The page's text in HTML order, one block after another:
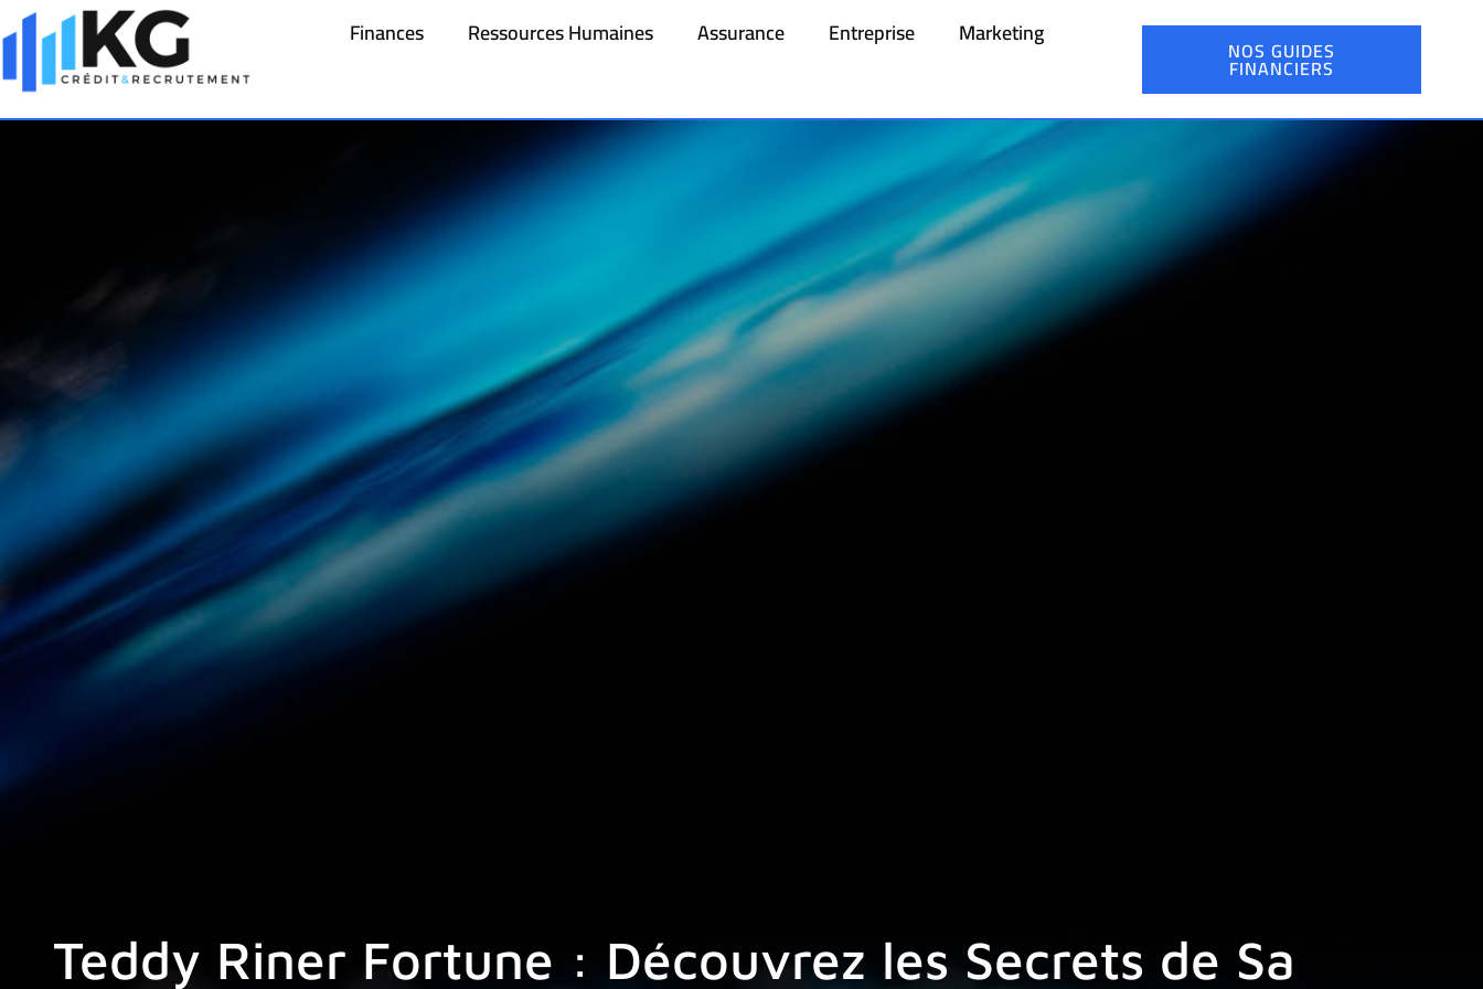
Finances Ressources Humaines Assurance Entreprise Marketing NOS GUIDES
FINANCIERS
Teddy Riner Fortune : Découvrez les Secrets de Sa